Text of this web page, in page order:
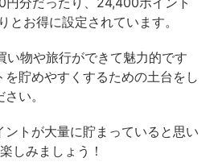
お得に設定されています。
い物や旅行ができて魅力的です
を貯めやすくするための土台をし
い。
ントが大量に貯まっていると思い
しみましょう！